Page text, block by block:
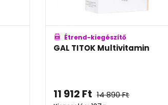
Étrend-kiegészítő
GAL TITOK Multivitamin
11 912 Ft 14 890Ft